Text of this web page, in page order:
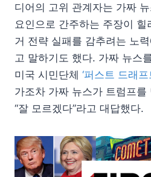
디어의 고위 관계자는 가짜
요인으로 간주하는 주장이 힐
거 전략 실패를 감추려는 노
고 말하기도 했다. 가짜 뉴스
미국 시민단체 ‘퍼스트 드래
가조차 가짜 뉴스가 트럼프를
“잘 모르겠다”라고 대답했다.